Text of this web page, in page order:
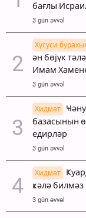
бағлы
3 gün əvvəl
Хүсуси
ән бөјүк
Имам
3 gün əvvəl
Хидмәт
базасынын
едирләр
3 gün əvvəl
Хидмәт
ҝәлә билмәз
3 gün əvvəl